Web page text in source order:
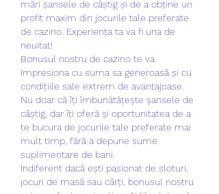
mări șansele de câștig și de a obține un
profit maxim din jocurile tale preferate
de cazino. Experiența ta va fi una de
neuitat!
Bonusul nostru de cazino te va
impresiona cu suma sa generoasă și cu
condițiile sale extrem de avantajoase.
Nu doar că îți îmbunătățește șansele de
câștig, dar îți oferă și oportunitatea de a
te bucura de jocurile tale preferate mai
mult timp, fără a depune sume
suplimentare de bani.
Indiferent dacă ești pasionat de sloturi,
jocuri de masă sau cărți, bonusul nostru